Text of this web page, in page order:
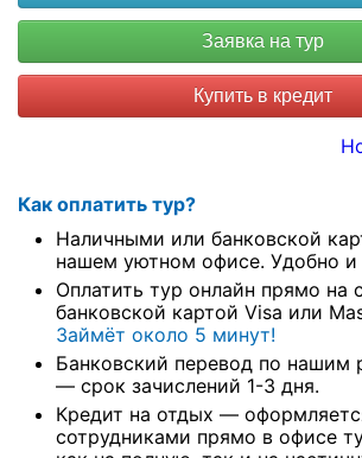
Купить в кредит
Как оплатить тур?
Наличными или банковской
нашем уютном офисе. Удобно и
Оплатить тур онлайн прямо на
банковской картой Visa или
Займёт около 5 минут!
Банковский перевод по нашим
— срок зачислений 1-3 дня.
Кредит на отдых —
сотрудниками прямо в офисе